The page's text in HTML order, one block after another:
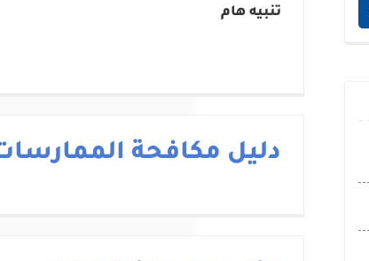
تنبيه هام
دليل مكافحة